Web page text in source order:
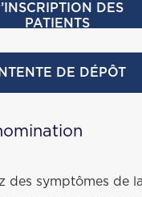
DES
PATIENTS
DE DÉPÔT
des symptômes de